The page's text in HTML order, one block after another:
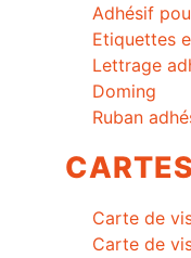
Adhésif
Etiquettes
Lettrage
Doming
Ruban
Carte de
Carte de